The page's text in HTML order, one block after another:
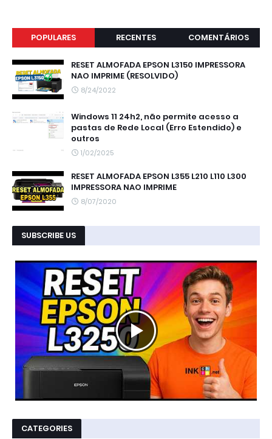
POPULARES RECENTES COMENTÁRIOS
RESET ALMOFADA EPSON L3150 IMPRESSORA
NAO IMPRIME (RESOLVIDO)
8/24/2022
Windows 11 24h2, não permite acesso a
pastas de Rede Local (Erro Estendido) e
outros
1/02/2025
RESET ALMOFADA EPSON L355 L210 L110 L300
IMPRESSORA NAO IMPRIME
8/07/2020
SUBSCRIBE US
CATEGORIES